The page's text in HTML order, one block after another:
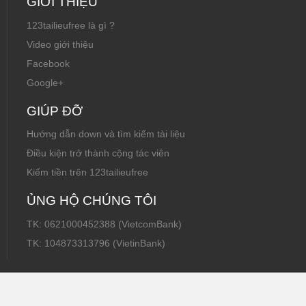
123tailieufree là gì ?
Video giới thiệu
Facebook
Google+
GIÚP ĐỠ
Hướng dẫn down và tìm kiếm tài liệu
Điều kiện trở thành cộng tác viên
Kiếm tiền trên 123tailieufree
ỦNG HỘ CHÚNG TÔI
TK: 0621000452388 (VietcomBank)
TK: 104873313796 (VietinBank)